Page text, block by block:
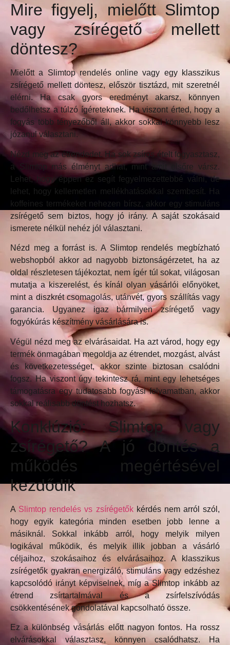
Mire figyelj, mielőtt Slimtop
vagy zsírégető mellett
döntesz?
Mielőtt a Slimtop rendelés online vagy egy klasszikus
zsírégető mellett döntesz, először tisztázd, mit szeretnél
elérni. Ha csak gyors eredményt akarsz, könnyen
bedőlhetsz a túlzó ígéreteknek. Ha viszont érted, hogy a
fogyás több tényezőből áll, akkor sokkal könnyebb lesz
józanul választani.
Nézd meg az étrendedet. Ha sok zsíros ételt fogyasztasz,
a Slimtop más élményt adhat, mint amit elsőre vársz.
Lehet, hogy éppen ez segít fegyelmezettebbé válni, de
lehet, hogy kellemetlen mellékhatásokkal szembesít. Ha
koffeines termékeket nehezen bírsz, akkor egy stimuláns
zsírégető sem biztos, hogy jó irány. A saját szokásaid
ismerete nélkül nehéz jól választani.
Nézd meg a forrást is. A Slimtop rendelés megbízható
webshopból akkor ad nagyobb biztonságérzetet, ha az
oldal részletesen tájékoztat, nem ígér túl sokat, világosan
mutatja a kiszerelést, és kínál olyan vásárlói előnyöket,
mint a diszkrét csomagolás, utánvét, gyors szállítás vagy
garancia. Ugyanez igaz bármilyen zsírégető vagy
fogyókúrás készítmény vásárlására is.
Végül nézd meg az elvárásaidat. Ha azt várod, hogy egy
termék önmagában megoldja az étrendet, mozgást, alvást
és következetességet, akkor szinte biztosan csalódni
fogsz. Ha viszont úgy tekintesz rá, mint egy lehetséges
támogatásra egy tudatosabb fogyási folyamatban, akkor
sokkal reálisabb döntést hozhatsz.
Konklúzió: Slimtop vagy
zsírégető? A jó döntés a
működés megértésével
kezdődik
A Slimtop rendelés vs zsírégetőkkérdés nem arról szól,
hogy egyik kategória minden esetben jobb lenne a
másiknál. Sokkal inkább arról, hogy melyik milyen
logikával működik, és melyik illik jobban a vásárló
céljaihoz, szokásaihoz és elvárásaihoz. A klasszikus
zsírégetők gyakran energizáló, stimuláns vagy edzéshez
kapcsolódó irányt képviselnek, míg a Slimtop inkább az
étrend zsírtartalmával és a zsírfelszívódás
csökkentésének gondolatával kapcsolható össze.
Ez a különbség vásárlás előtt nagyon fontos. Ha rossz
elvárásokkal választasz, könnyen csalódhatsz. Ha